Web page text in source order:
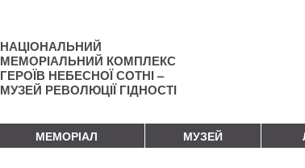
НАЦІОНАЛЬНИЙ
МЕМОРІАЛЬНИЙ КОМПЛЕКС
ГЕРОЇВ НЕБЕСНОЇ СОТНІ –
МУЗЕЙ РЕВОЛЮЦІЇ ГІДНОСТІ
МЕМОРІАЛ МУЗЕЙ